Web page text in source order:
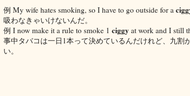
例 My wife hates smoking, so I have to go outside for a
吸わなきゃいけないんだ。
例 I now make it a rule to smoke 1 ciggy at work and I still
事中タバコは一日1本って決めているんだけれど、九割
い。